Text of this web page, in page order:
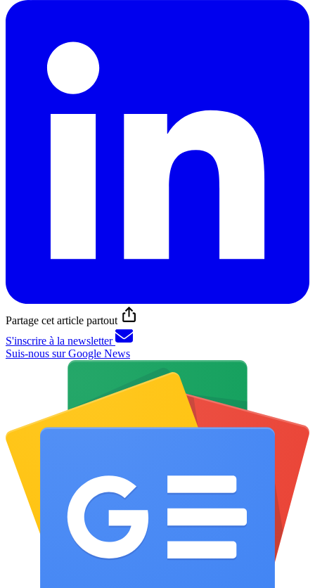
Partage cet article partout
S'inscrire à la newsletter
Suis-nous sur Google News